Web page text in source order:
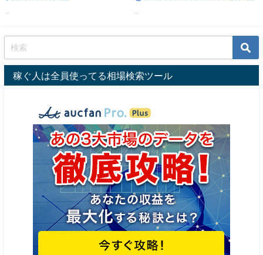
稼ぐ人は全員使ってる相場検索ツール